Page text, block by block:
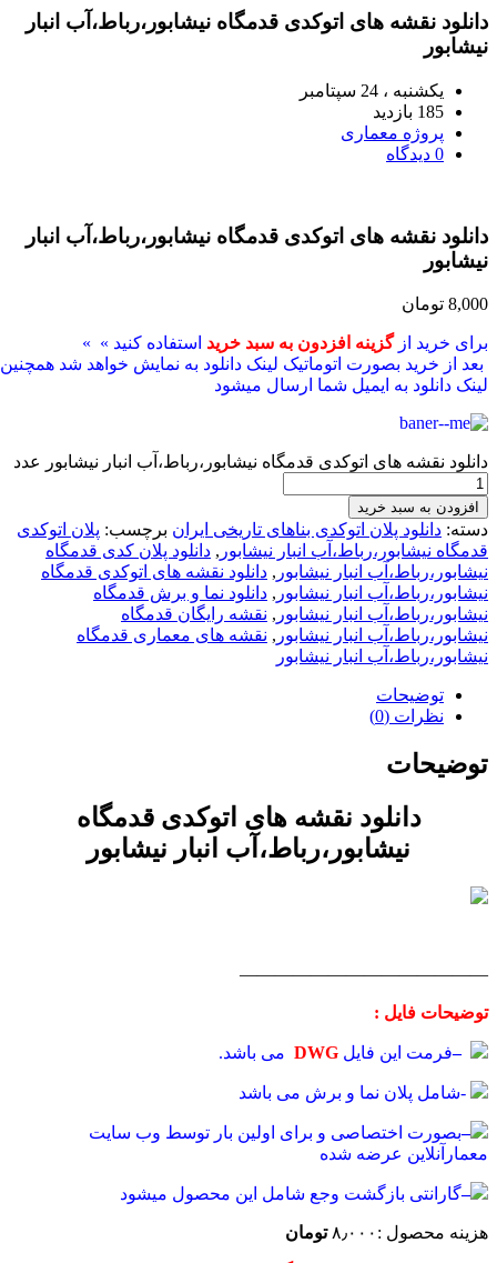
دانلود نقشه های اتوکدی قدمگاه نیشابور،رباط،آب انبار
نیشابور
یکشنبه ، 24 سپتامبر
185 بازدید
پروژه معماری
0 دیدگاه
دانلود نقشه های اتوکدی قدمگاه نیشابور،رباط،آب انبار
نیشابور
8,000 تومان
برای خرید ازگزینه افزدون به سبد خرید استفاده کنید » »
بعد از خرید بصورت اتوماتیک لینک دانلود به نمایش خواهد شد همچنین
لینک دانلود به ایمیل شما ارسال میشود
دانلود نقشه های اتوکدی قدمگاه نیشابور،رباط،آب انبار نیشابور عدد
افزودن به سبد خرید
دسته: دانلود پلان اتوکدی بناهای تاریخی ایران برچسب: پلان اتوکدی
قدمگاه نیشابور،رباط،آب انبار نیشابور , دانلود پلان کدی قدمگاه
نیشابور،رباط،آب انبار نیشابور , دانلود نقشه های اتوکدی قدمگاه
نیشابور،رباط،آب انبار نیشابور , دانلود نما و برش قدمگاه
نیشابور،رباط،آب انبار نیشابور , نقشه رایگان قدمگاه
نیشابور،رباط،آب انبار نیشابور , نقشه های معماری قدمگاه
نیشابور،رباط،آب انبار نیشابور
توضیحات
نظرات (0)
توضیحات
دانلود نقشه های اتوکدی قدمگاه
نیشابور،رباط،آب انبار نیشابور
——————————————
توضیحات فایل :
–فرمت این فایل DWG می باشد.
-شامل پلان نما و برش می باشد
–بصورت اختصاصی و برای اولین بار توسط وب سایت
معمارآنلاین عرضه شده
–گارانتی بازگشت وجع شامل این محصول میشود
هزینه محصول :۸٫۰۰۰ تومان